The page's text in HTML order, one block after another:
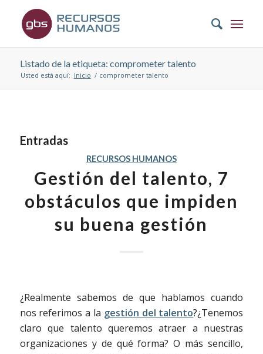
Listado de la etiqueta: comprometer talento
Usted está aquí: Inicio / comprometer talento
Entradas
RECURSOS HUMANOS
Gestión del talento, 7
obstáculos que impiden
su buena gestión
¿Realmente sabemos de que hablamos cuando
nos referimos a la gestión del talento?¿Tenemos
claro que talento queremos atraer a nuestras
organizaciones y de qué forma? O más sencillo,